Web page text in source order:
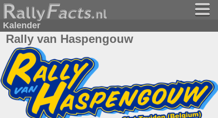
Kalender
Rally van Haspengouw